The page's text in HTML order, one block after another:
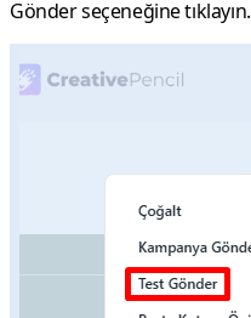
Gönderseçeneğine tıklayın.